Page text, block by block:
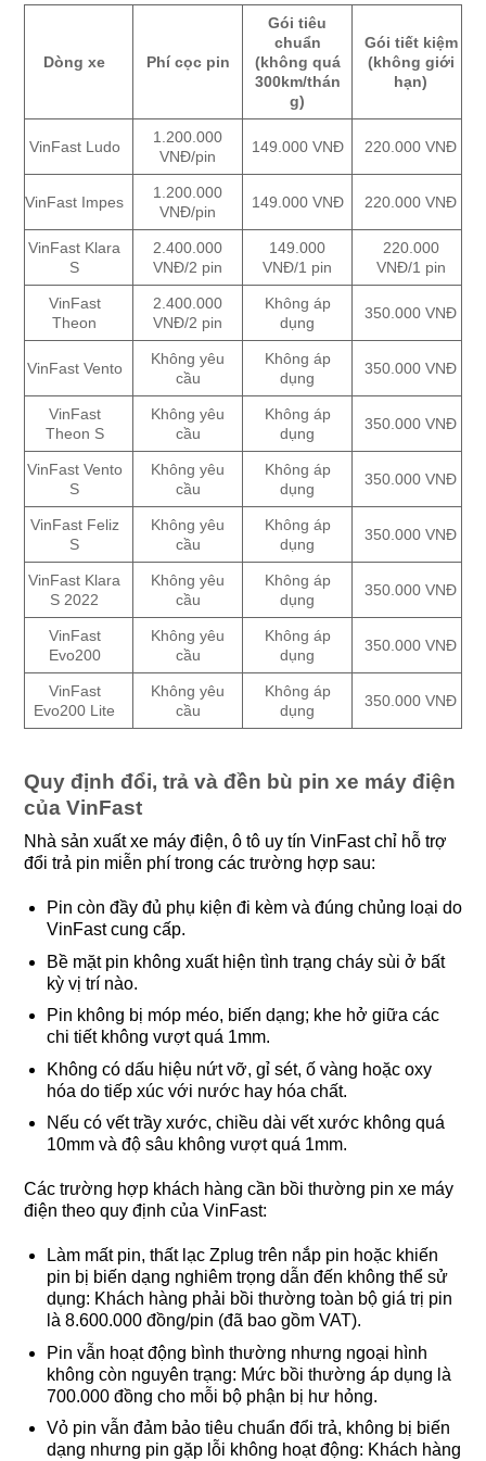
Dòng xe Phí cọc pin
Gói tiêu
chuẩn
(không quá
300km/thán
g)
Gói tiết kiệm
(không giới
hạn)
VinFast Ludo
1.200.000
VNĐ/pin
149.000 VNĐ 220.000 VNĐ
VinFast Impes
1.200.000
VNĐ/pin
149.000 VNĐ 220.000 VNĐ
VinFast Klara
S
2.400.000
VNĐ/2 pin
149.000
VNĐ/1 pin
220.000
VNĐ/1 pin
VinFast
Theon
2.400.000
VNĐ/2 pin
Không áp
dụng
350.000 VNĐ
VinFast Vento
Không yêu
cầu
Không áp
dụng
350.000 VNĐ
VinFast
Theon S
Không yêu
cầu
Không áp
dụng
350.000 VNĐ
VinFast Vento
S
Không yêu
cầu
Không áp
dụng
350.000 VNĐ
VinFast Feliz
S
Không yêu
cầu
Không áp
dụng
350.000 VNĐ
VinFast Klara
S 2022
Không yêu
cầu
Không áp
dụng
350.000 VNĐ
VinFast
Evo200
Không yêu
cầu
Không áp
dụng
350.000 VNĐ
VinFast
Evo200 Lite
Không yêu
cầu
Không áp
dụng
350.000 VNĐ
Quy định đổi, trả và đền bù pin xe máy điện
của VinFast
Nhà sản xuất xe máy điện, ô tô uy tín VinFast chỉ hỗ trợ
đổi trả pin miễn phí trong các trường hợp sau:
Pin còn đầy đủ phụ kiện đi kèm và đúng chủng loại do
VinFast cung cấp.
Bề mặt pin không xuất hiện tình trạng cháy sùi ở bất
kỳ vị trí nào.
Pin không bị móp méo, biến dạng; khe hở giữa các
chi tiết không vượt quá 1mm.
Không có dấu hiệu nứt vỡ, gỉ sét, ố vàng hoặc oxy
hóa do tiếp xúc với nước hay hóa chất.
Nếu có vết trầy xước, chiều dài vết xước không quá
10mm và độ sâu không vượt quá 1mm.
Các trường hợp khách hàng cần bồi thường pin xe máy
điện theo quy định của VinFast:
Làm mất pin, thất lạc Zplug trên nắp pin hoặc khiến
pin bị biến dạng nghiêm trọng dẫn đến không thể sử
dụng: Khách hàng phải bồi thường toàn bộ giá trị pin
là 8.600.000 đồng/pin (đã bao gồm VAT).
Pin vẫn hoạt động bình thường nhưng ngoại hình
không còn nguyên trạng: Mức bồi thường áp dụng là
700.000 đồng cho mỗi bộ phận bị hư hỏng.
Vỏ pin vẫn đảm bảo tiêu chuẩn đổi trả, không bị biến
dạng nhưng pin gặp lỗi không hoạt động: Khách hàng